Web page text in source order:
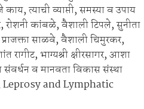
त्याची व्याप्ती, समस्या व उपाय
रोशनी कांबळे, वैशाली टिपले, सुनीता
साळवे, वैशाली चिमुरकर,
भाग्यश्री क्षीरसागर, आशा
संवर्धन व मानवता विकास संस्था
Leprosy and Lymphatic